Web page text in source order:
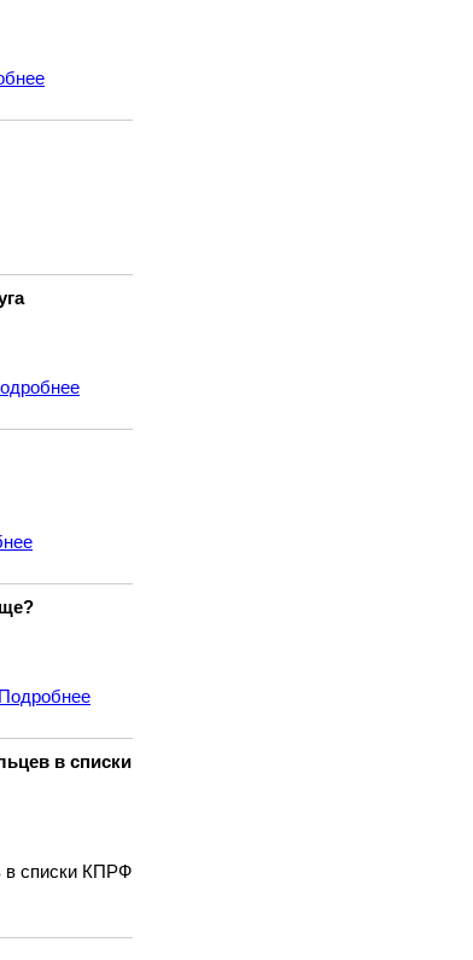
Подробнее
в списки
в списки КПРФ